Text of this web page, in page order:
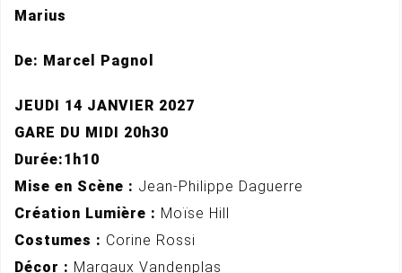
Marius
De: Marcel Pagnol
JEUDI 14 JANVIER 2027
GARE DU MIDI 20h30
Durée:1h10
Mise en Scène : Jean-Philippe Daguerre
Création Lumière : Moïse Hill
Costumes : Corine Rossi
Décor : Margaux Vandenplas